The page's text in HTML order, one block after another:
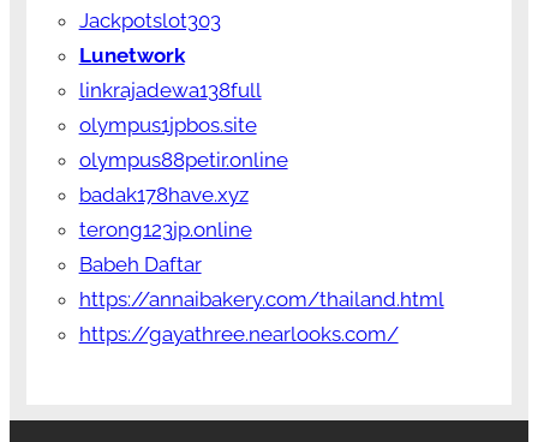
Jackpotslot303
Lunetwork
linkrajadewa138full
olympus1jpbos.site
olympus88petir.online
badak178have.xyz
terong123jp.online
Babeh Daftar
https://annaibakery.com/thailand.html
https://gayathree.nearlooks.com/